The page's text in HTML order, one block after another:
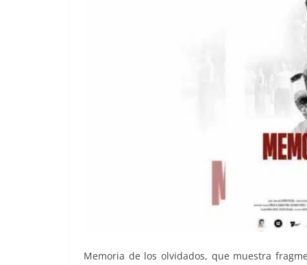
Memoria de los olvidados, que muestra